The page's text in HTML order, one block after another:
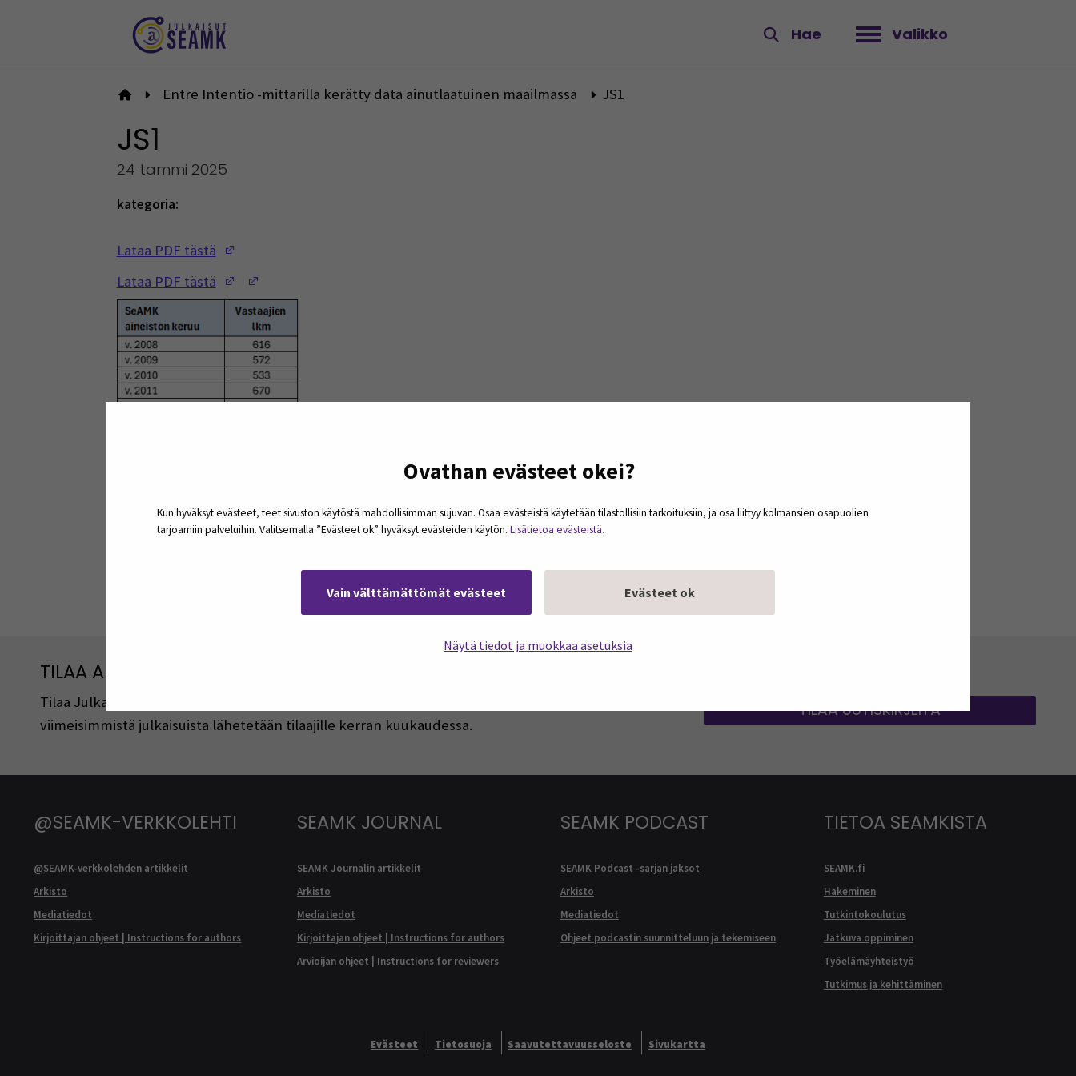
Ovathan evästeet okei?
Kun hyväksyt evästeet, teet sivuston käytöstä mahdollisimman sujuvan. Osaa evästeistä käytetään tilastollisiin tarkoituksiin, ja osa liittyy kolmansien osapuolien
tarjoamiin palveluihin. Valitsemalla ”Evästeet ok” hyväksyt evästeiden käytön. Lisätietoa evästeistä.
Vain välttämättömät evästeet Evästeet ok
Näytä tiedot ja muokkaa asetuksia
Hae Valikko
Avaa valikko
Etusivulle
Entre Intentio -mittarilla kerätty data ainutlaatuinen maailmassa JS1
JS1
24 tammi 2025
kategoria:
Lataa PDF tästä
Lataa PDF tästä
(Opens in a new window)
TILAA ARTIKKELEITA JA PODCASTEJA
Tilaa Julkaisut@SEAMK -sivuston artikkeleita ja podcasteja omaan sähköpostiisi. Koosteet
viimeisimmistä julkaisuista lähetetään tilaajille kerran kuukaudessa.
TILAA UUTISKIRJEITÄ
@SEAMK-VERKKOLEHTI
@SEAMK-verkkolehden artikkelit
Arkisto
Mediatiedot
Kirjoittajan ohjeet | Instructions for authors
SEAMK JOURNAL
SEAMK Journalin artikkelit
Arkisto
Mediatiedot
Kirjoittajan ohjeet | Instructions for authors
Arvioijan ohjeet | Instructions for reviewers
SEAMK PODCAST
SEAMK Podcast -sarjan jaksot
Arkisto
Mediatiedot
Ohjeet podcastin suunnitteluun ja tekemiseen
TIETOA SEAMKISTA
SEAMK.fi
Hakeminen
Tutkintokoulutus
Jatkuva oppiminen
Työelämäyhteistyö
Tutkimus ja kehittäminen
Evästeet Tietosuoja Saavutettavuusseloste Sivukartta